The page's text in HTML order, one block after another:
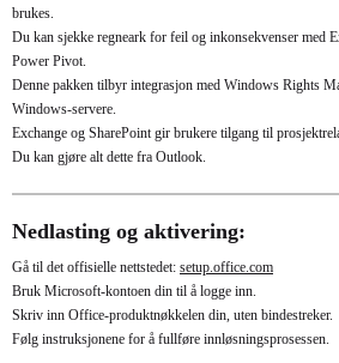
brukes.
Du kan sjekke regneark for feil og inkonsekvenser med
Power Pivot.
Denne pakken tilbyr integrasjon med Windows Rights
Windows-servere.
Exchange og SharePoint gir brukere tilgang til
Du kan gjøre alt dette fra Outlook.
Nedlasting og aktivering:
Gå til det offisielle nettstedet: setup.office.com
Bruk Microsoft-kontoen din til å logge inn.
Skriv inn Office-produktnøkkelen din, uten bindestreker.
Følg instruksjonene for å fullføre innløsningsprosessen.